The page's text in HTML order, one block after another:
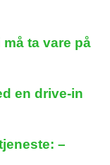
ta vare på
en drive-in
–